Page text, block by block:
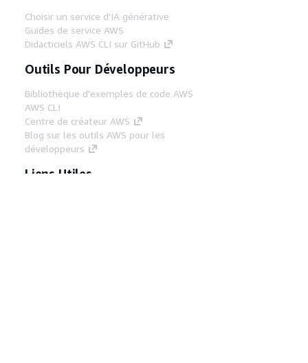
Choisir un service d'IA générative
Guides de service AWS
Didacticiels AWS CLI sur GitHub
Outils Pour Développeurs
Bibliothèque d'exemples de code AWS
AWS CLI
Centre de créateur AWS
Blog sur les outils AWS pour les
développeurs
Liens Utiles